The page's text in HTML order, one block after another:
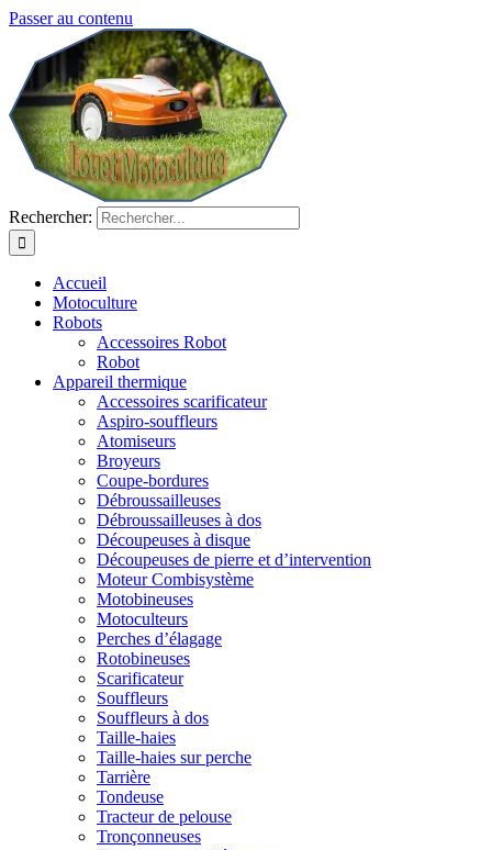
Passer au contenu
Rechercher:
Accueil
Motoculture
Robots
Accessoires Robot
Robot
Appareil thermique
Accessoires scarificateur
Aspiro-souffleurs
Atomiseurs
Broyeurs
Coupe-bordures
Débroussailleuses
Débroussailleuses à dos
Découpeuses à disque
Découpeuses de pierre et d’intervention
Moteur Combisystème
Motobineuses
Motoculteurs
Perches d’élagage
Rotobineuses
Scarificateur
Souffleurs
Souffleurs à dos
Taille-haies
Taille-haies sur perche
Tarrière
Tondeuse
Tracteur de pelouse
Tronçonneuses